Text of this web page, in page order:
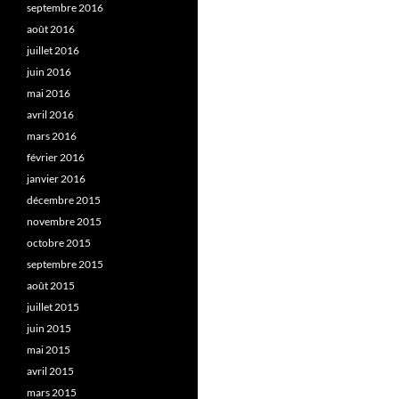
septembre 2016
août 2016
juillet 2016
juin 2016
mai 2016
avril 2016
mars 2016
février 2016
janvier 2016
décembre 2015
novembre 2015
octobre 2015
septembre 2015
août 2015
juillet 2015
juin 2015
mai 2015
avril 2015
mars 2015